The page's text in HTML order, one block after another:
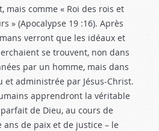
mais comme « Roi des rois et
» (Apocalypse 19 :16). Après
verront que les idéaux et
se trouvent, non dans
par un homme, mais dans
et administrée par Jésus-Christ.
apprendront la véritable
de Dieu, au cours de
de paix et de justice – le